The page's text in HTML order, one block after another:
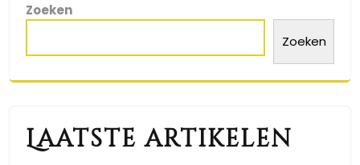
Zoeken
Zoeken
Laatste artikelen